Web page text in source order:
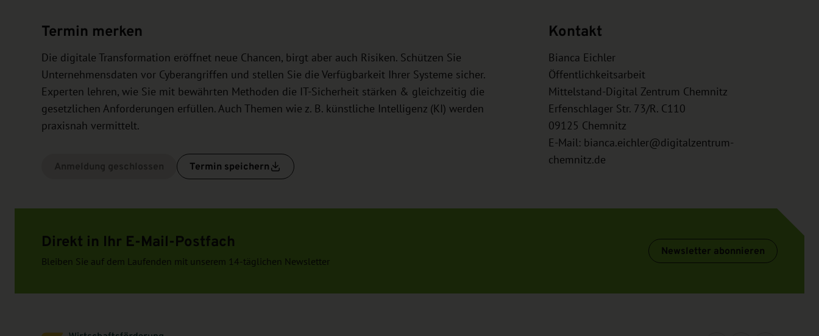
Termin merken
Die digitale Transformation eröffnet neue Chancen, birgt aber auch Risiken. Schützen Sie
Unternehmensdaten vor Cyberangriffen und stellen Sie die Verfügbarkeit Ihrer Systeme sicher.
Experten lehren, wie Sie mit bewährten Methoden die IT-Sicherheit stärken & gleichzeitig die
gesetzlichen Anforderungen erfüllen. Auch Themen wie z. B. künstliche Intelligenz (KI) werden
praxisnah vermittelt.
Termin speichern
Kontakt
Bianca Eichler
Öffentlichkeitsarbeit
Mittelstand-Digital Zentrum Chemnitz
Erfenschlager Str. 73/R. C110
09125 Chemnitz
E-Mail: bianca.eichler@digitalzentrum-
chemnitz.de
Direkt in Ihr E-Mail-Postfach
Bleiben Sie auf dem Laufenden mit unserem 14-täglichen Newsletter
Newsletter abonnieren